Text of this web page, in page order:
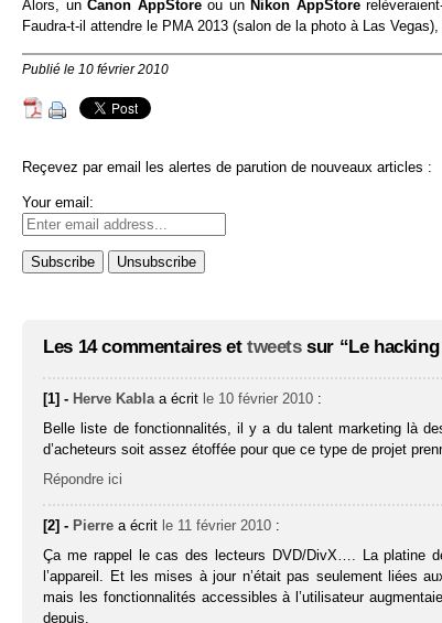
Alors, unCanon AppStoreou un Nikon AppStore
Faudra-t-il attendre le PMA 2013 (salon de la photo à Las
Publié le 10 février 2010
Reçevez par email les alertes de parution de nouveaux articles :
Your email:
Les 14 commentaires et tweetssur “Le
[1] - Herve Kabla a écrit le 10 février 2010 :
Belle liste de fonctionnalités, il y a du talent marketing là
d’acheteurs soit assez étoffée pour que ce type de projet
Répondre ici
[2] - Pierre a écrit le 11 février 2010 :
Ça me rappel le cas des lecteurs DVD/DivX…. La platine
l’appareil. Et les mises à jour n’était pas seulement liées
mais les fonctionnalités accessibles à l’utilisateur
depuis.